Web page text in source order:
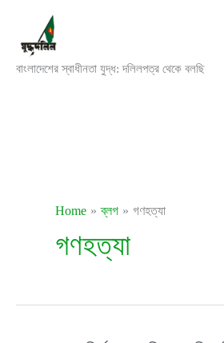
content
বাংলাদেশের স্বাধীনতা যুদ্ধ: দলিলপত্র থেকে বলছি
Home ব্লগ গণহত্যা
গণহত্যা